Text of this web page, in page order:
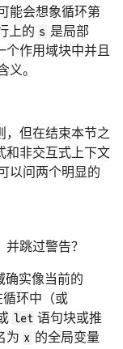
能会想象循环第
上的 s 是局部
个作用域块中并且
义。
，但在结束本节之
和非交互式上下文
以问两个明显的
跳过警告？
确实像当前的
循环中（或
let 语句块或推
为 x 的全局变量